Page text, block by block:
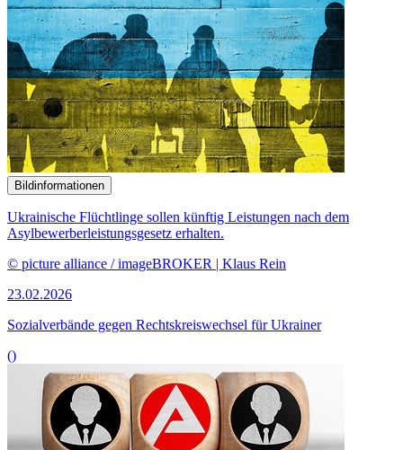
Bildinformationen
Ukrainische Flüchtlinge sollen künftig Leistungen nach dem
Asylbewerberleistungsgesetz erhalten.
© picture alliance / imageBROKER | Klaus Rein
23.02.2026
Sozialverbände gegen Rechtskreiswechsel für Ukrainer
()